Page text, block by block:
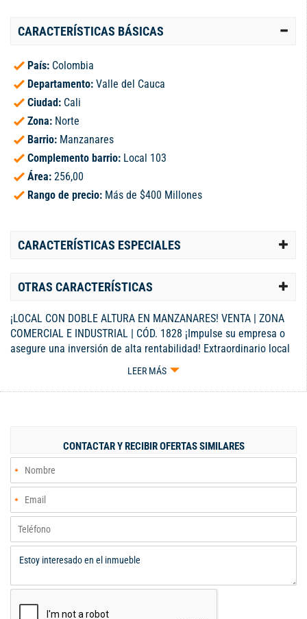
CARACTERÍSTICAS BÁSICAS
País: Colombia
Departamento: Valle del Cauca
Ciudad: Cali
Zona: Norte
Barrio: Manzanares
Complemento barrio: Local 103
Área: 256,00
Rango de precio: Más de $400 Millones
CARACTERÍSTICAS ESPECIALES
OTRAS CARACTERÍSTICAS
¡LOCAL CON DOBLE ALTURA EN MANZANARES! VENTA | ZONA
COMERCIAL E INDUSTRIAL | CÓD. 1828 ¡Impulse su empresa o
asegure una inversión de alta rentabilidad! Extraordinario local
comercial tipo bodega en el norte de Cali. Con infraestructura
versátil y diseño de doble altura. ✨ ESPECIFICACIONES Y
DISTRIBUCIÓN: • Área Total: 256 m² de espacio altamente
oficinas independientes. • Servicios: Espacio inferior para
depósito, 3 baños estratégicos y cocineta sencilla. • Logística:
Bahía de parqueo exterior al frente, ideal para clientes y
cargue/descargue. 📍 UBICACIÓN ESTRATÉGICA: En el corazón
industrial de Manzanares. facilitando el transporte de carga
hacia el centro y las salidas de la ciudad. 💰 PRECIO DE
OPORTUNIDAD: $690.000.000 📞 ¡EL ESPACIO IDEAL PARA SU
EMPRESA, AGENDE HOY! 602 8960448, 3157057741.
LEER MÁS
CONTACTAR Y RECIBIR OFERTAS SIMILARES